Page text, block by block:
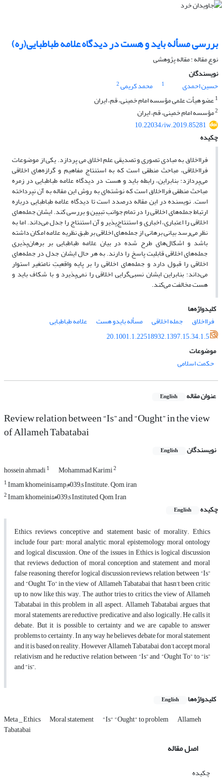
بررسی مسأله باید و هست در دیدگاه علامه طباطبایی(ره)
نوع مقاله : مقاله پژوهشی
نویسندگان
حسین احمدی
1 محمد کریمی2
1عضو هیأت علمی مؤسسه امام خمینی، قم، ایران
2مؤسسه امام خمینی، قم، ایران
10.22034/iw.2019.85281
چکیده
فرااخلاق به مبادی تصوری و تصدیقی علم اخلاق می پردازد. یکی از موضوعات
فرااخلاقی، مباحث منطقی است که به استنتاج مفاهیم و گرازه‌های اخلاقی
می‌پردازد؛ بنابراین، ‌رابطه باید و هست در دیدگاه علامه طباطبایی در زمره
مباحث منطقی فرااخلاق است که نوشته‌ای به روش این مقاله به آن نپرداخته
است. نویسنده در این مقاله درصدد است تا دیدگاه علامه طباطبایی درباره
ارتباط جمله‌های اخلاقی را در تمام جوانب تبیین و بررسی کند. ایشان جمله‌های
اخلاقی را اعتباری، اخباری و استنتاج‌پذیر و آن استنتاج را جدل می‌داند. اما به
نظر می‌رسد بیانی برهانی از جمله‌های اخلاقی بر طبق نظریه علامه امکان داشته
باشد و اشکال‌های طرح شده در بیان علامه طباطبایی بر برهان‌پذیری
جمله‌های اخلاقی قابلیت پاسخ را دارند. به هر حال ایشان جدل در جمله‌های
اخلاقی را قبول دارد و جمله‌های اخلاقی را بر پایه واقعیتِ نامتغیر استوار
می‌داند؛ بنابراین ایشان نسبی‌گرایی اخلاقی را نمی‌پذیرد و با شکاف باید و
هست مخالفت می‌کند.
کلیدواژه‌ها
فرااخلاق
جمله اخلاقی مسأله بایدو هست
علامه طباطبایی
20.1001.1.22518932.1397.15.34.1.5
موضوعات
حکمت اسلامی
عنوان مقاله English
Review relation between “Is” and “Ought” in the view
of Allameh Tabatabai
نویسندگان English
hossein ahmadi1 Mohammad Karimi2
1Imam khomeini&amp;#039;s Institute. Qom, iran
2Imam khomeini&#039;s Instituted, Qom, Iran
چکیده
English
Ethics reviews conceptive and statement basic of morality. Ethics
include four part: moral analytic, moral epistemology, moral ontology
and logical discussion. One of the issues in Ethics is logical discussion
that reviews deduction of moral conception and statement and moral
false reasoning, therefor logical discussion reviews relation between “Is”
and “Ought To” in the view of Allameh Tabatabai that hasn’t been critic
up to now like this way. The author tries to critics the view of Allameh
Tabatabai in this problem in all aspect. Allameh Tabatabai argues that
moral statements are reductive, predicative and also logically. He calls it
debate. But it is possible to certainty and we are capable to answer
problems to certainty. In any way he believes debate for moral statement
and it is based on reality. However Allameh Tabatabai don’t accept moral
relativism and he reductive relation between “Is” and “Ought To” to “is”
and “is”.
کلیدواژه‌ها English
Meta _ Ethics Moral statement "Is" "Ought" to problem Allameh
Tabatabai
اصل مقاله
چکیده